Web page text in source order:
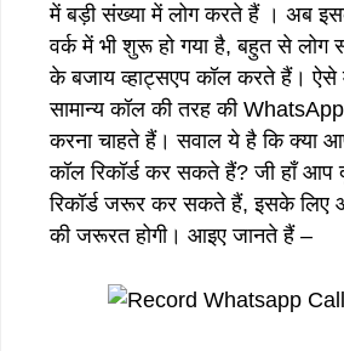
में बड़ी संख्या में लोग करते हैं । अब
वर्क में भी शुरू हो गया है, बहुत से लोग
के बजाय व्हाट्सएप कॉल करते हैं। ऐसे
सामान्य कॉल की तरह की WhatsApp
करना चाहते हैं। सवाल ये है कि क्या
कॉल रिकॉर्ड कर सकते हैं? जी हाँ आप
रिकॉर्ड जरूर कर सकते हैं, इसके लिए
की जरूरत होगी। आइए जानते हैं –